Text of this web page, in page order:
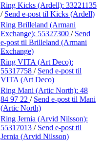
Ring Kicks (Ardell): 33221135
/ Send e-post til Kicks (Ardell)
Ring Brilleland (Armani
Exchange): 55327300 / Send
e-post til Brilleland (Armani
Exchange)
Ring VITA (Art Deco):
55317758 / Send e-post til
VITA (Art Deco)
Ring Mani (Artic North): 48
84 97 22 / Send e-post til Mani
(Artic North)
Ring Jernia (Arvid Nilsson):
55317013 / Send e-post til
Jernia (Arvid Nilsson)